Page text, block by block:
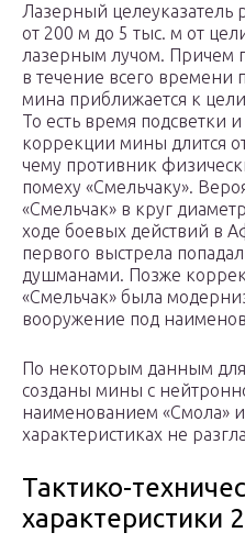
Лазерный целеуказатель
от 200 м до 5 тыс. м от
лазерным лучом. Причем
в течение всего времени
мина приближается к
То есть время подсветки и
коррекции мины длится
чему противник
помеху «Смельчаку».
«Смельчак» в круг
ходе боевых действий в
первого выстрела
душманами. Позже
«Смельчак» была
вооружение под
По некоторым данным
созданы мины с
наименованием «Смола»
характеристиках не
Тактико-
характеристики